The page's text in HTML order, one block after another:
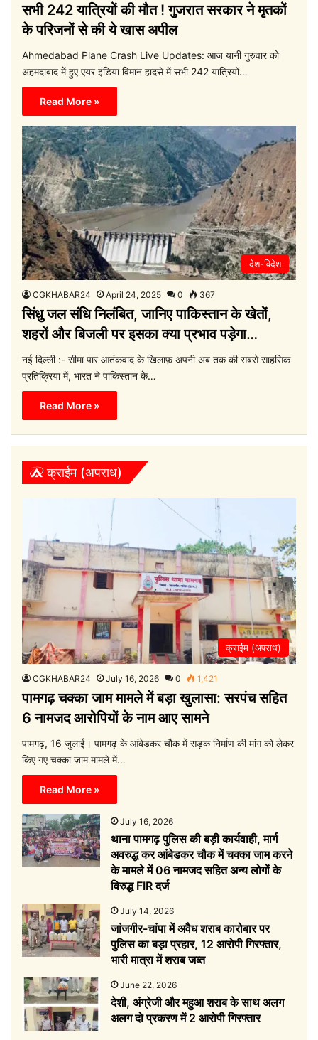
सभी 242 यात्रियों की मौत ! गुजरात सरकार ने मृतकों
के परिजनों से की ये खास अपील
Ahmedabad Plane Crash Live Updates: आज यानी गुरुवार को
अहमदाबाद में हुए एयर इंडिया विमान हादसे में सभी 242 यात्रियों…
Read More »
देश-विदेश
CGKHABAR24 April 24, 2025 0 367
सिंधु जल संधि निलंबित, जानिए पाकिस्तान के खेतों,
शहरों और बिजली पर इसका क्या प्रभाव पड़ेगा…
नई दिल्ली :- सीमा पार आतंकवाद के खिलाफ़ अपनी अब तक की सबसे साहसिक
प्रतिक्रिया में, भारत ने पाकिस्तान के…
Read More »
क्राईम (अपराध)
क्राईम (अपराध)
CGKHABAR24 July 16, 2026 0 1,421
पामगढ़ चक्का जाम मामले में बड़ा खुलासा: सरपंच सहित
6 नामजद आरोपियों के नाम आए सामने
पामगढ़, 16 जुलाई। पामगढ़ के आंबेडकर चौक में सड़क निर्माण की मांग को लेकर
किए गए चक्का जाम मामले में…
Read More »
July 16, 2026
थाना पामगढ़ पुलिस की बड़ी कार्यवाही, मार्ग
अवरुद्ध कर आंबेडकर चौक में चक्का जाम करने
के मामले में 06 नामजद सहित अन्य लोगों के
विरुद्ध FIR दर्ज
July 14, 2026
जांजगीर-चांपा में अवैध शराब कारोबार पर
पुलिस का बड़ा प्रहार, 12 आरोपी गिरफ्तार,
भारी मात्रा में शराब जब्त
June 22, 2026
देशी, अंग्रेजी और महुआ शराब के साथ अलग
अलग दो प्रकरण में 2 आरोपी गिरफ्तार